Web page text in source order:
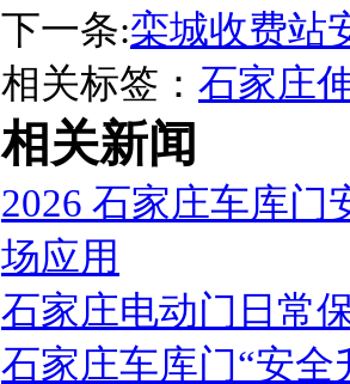
下一条:栾城收费站
相关标签： 石家庄
相关新闻
2026 石家庄车库门
场应用
石家庄电动门日常
石家庄车库门“安